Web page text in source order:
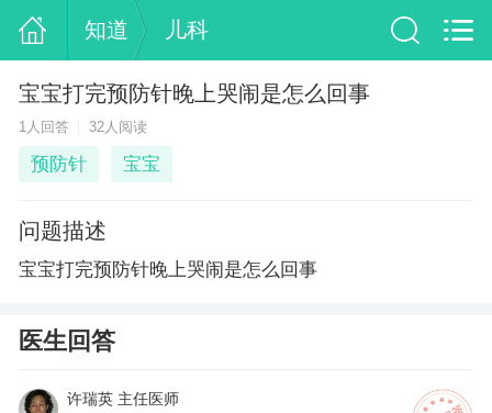
知道 儿科
宝宝打完预防针晚上哭闹是怎么回事
1人回答 32人阅读
预防针 宝宝
问题描述
宝宝打完预防针晚上哭闹是怎么回事
医生回答
许瑞英 主任医师